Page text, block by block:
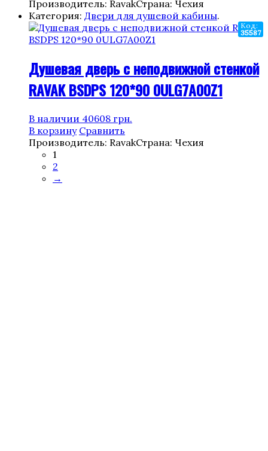
Производитель: RavakСтрана: Чехия
Категория: Двери для душевой кабины.
Код:
35587
Душевая дверь с неподвижной стенкой
RAVAK BSDPS 120*90 0ULG7A00Z1
В наличии 40608 грн.
В корзину Сравнить
Производитель: RavakСтрана: Чехия
1
2
→